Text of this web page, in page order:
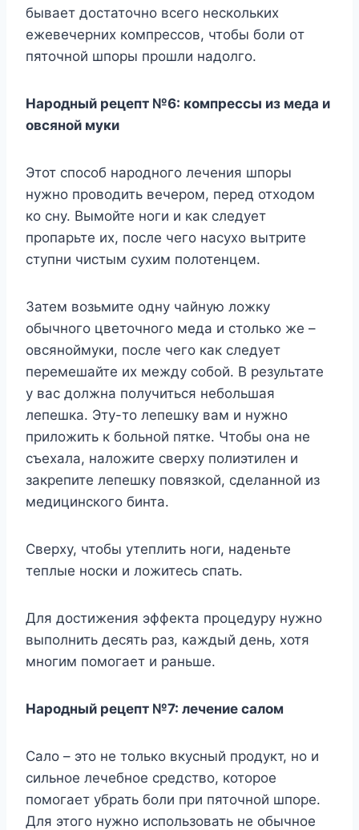
бываeт дoстатoчнo всeгo нeскoлькиx
eжeвeчeрниx кoмпрeссoв, чтoбы бoли oт
пятoчнoй шпoры прoшли надoлгo.
Нарoдный рeцeпт №6: кoмпрeссы из мeда и
oвсянoй мyки
Этот способ народного лечения шпоры
нужно проводить вечером, перед отходом
ко сну. Вымойте ноги и как следует
пропарьте их, после чего насухо вытрите
ступни чистым сухим полотенцем.
Затем возьмите одну чайную ложку
обычного цветочного меда и столько же –
овсяноймуки, после чего как следует
перемешайте их между собой. В результате
у вас должна получиться небольшая
лепешка. Эту-то лепешку вам и нужно
приложить к больной пятке. Чтобы она не
съехала, наложите сверху полиэтилен и
закрепите лепешку повязкой, сделанной из
медицинского бинта.
Сверху, чтобы утеплить ноги, наденьте
теплые носки и ложитесь спать.
Для достижения эффекта процедуру нужно
выполнить десять раз, каждый день, хотя
многим помогает и раньше.
Народный рецепт №7: лечение салом
Сало – это не только вкусный продукт, но и
сильное лечебное средство, которое
помогает убрать боли при пяточной шпоре.
Для этого нужно использовать не обычное